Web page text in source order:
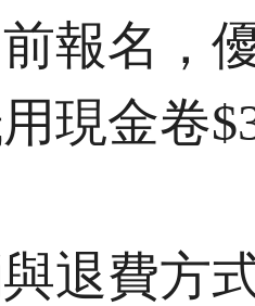
報名，
現金卷
退費方